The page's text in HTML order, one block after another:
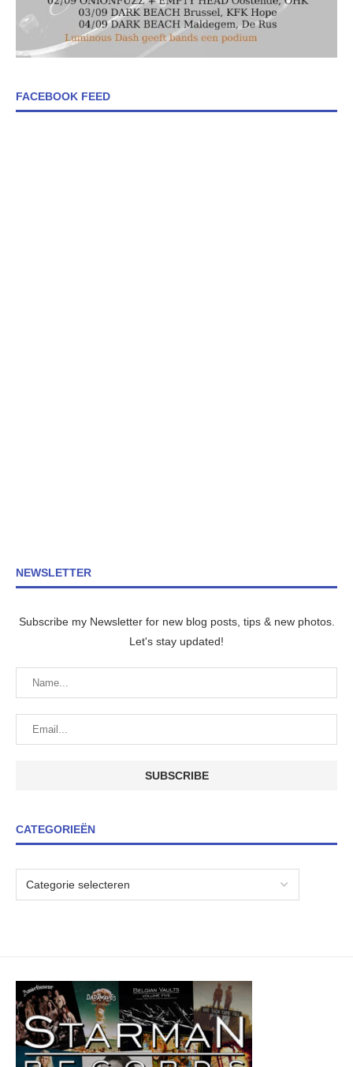
FACEBOOK FEED
NEWSLETTER
Subscribe my Newsletter for new blog posts, tips & new photos.
Let's stay updated!
CATEGORIEËN